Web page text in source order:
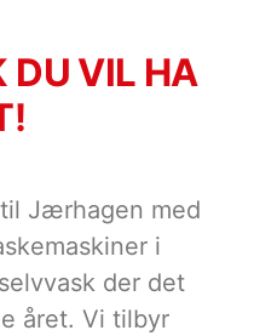
DU VIL HA
Jærhagen med
i
der det
året. Vi tilbyr